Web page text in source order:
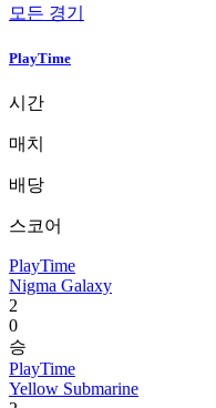
모든 경기
PlayTime
시간
매치
배당
스코어
PlayTime
Nigma Galaxy
2
0
승
PlayTime
Yellow Submarine